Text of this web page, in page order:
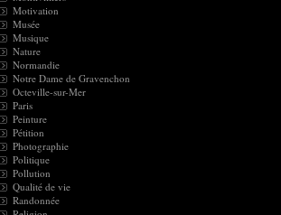
Motivation
Musée
Musique
Nature
Normandie
Notre Dame de Gravenchon
Octeville-sur-Mer
Paris
Peinture
Pétition
Photographie
Politique
Pollution
Qualité de vie
Randonnée